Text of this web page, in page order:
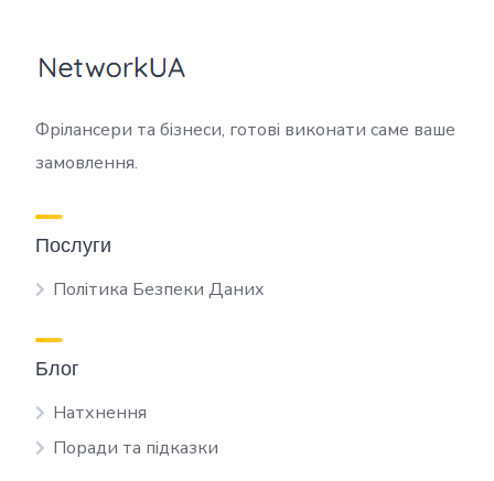
Фрілансери та бізнеси, готові виконати саме ваше
замовлення.
Послуги
Політика Безпеки Даних
Блог
Натхнення
Поради та підказки